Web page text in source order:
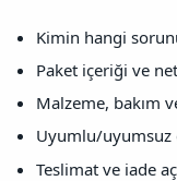
Kimin hangi
Paket içeriği ve
Malzeme, bakım
Uyumlu/uyumsuz
Teslimat ve iade